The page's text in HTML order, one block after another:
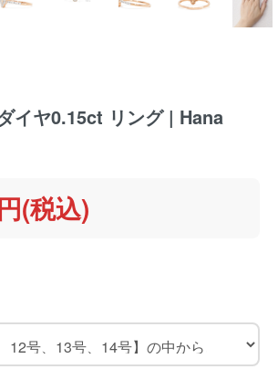
イヤ0.15ct リング | Hana
(税込)